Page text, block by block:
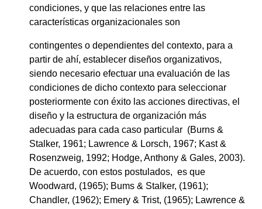
condiciones, y que las relaciones entre las
características organizacionales son
contingentes o dependientes del contexto, para a
partir de ahí, establecer diseños organizativos,
siendo necesario efectuar una evaluación de las
condiciones de dicho contexto para seleccionar
posteriormente con éxito las acciones directivas, el
diseño y la estructura de organización más
adecuadas para cada caso particular (Burns &
Stalker, 1961; Lawrence & Lorsch, 1967; Kast &
Rosenzweig, 1992; Hodge, Anthony & Gales, 2003).
De acuerdo, con estos postulados, es que
Woodward, (1965); Bums & Stalker, (1961);
Chandler, (1962); Emery & Trist, (1965); Lawrence &